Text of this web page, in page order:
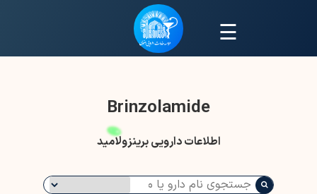
☰
Brinzolamide
اطلاعات دارویی برینزولامید